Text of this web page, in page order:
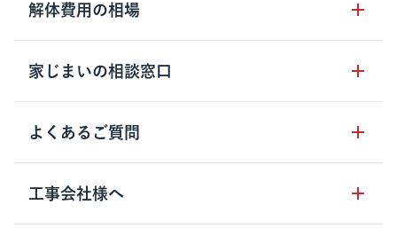
クラッソーネの自治体連携
お客さまの声
空き家の処分を検討のお客様へ
解体工事の基礎知識
解体工事に関わる法律
用語集
解体費用の相場
木造住宅の相場
鉄骨造住宅の相場
RC造住宅の相場
家じまいの相談窓口
家じまいの相談窓口
よくあるご質問
クラッソーネの利用方法
工事の進め方
工事会社様へ